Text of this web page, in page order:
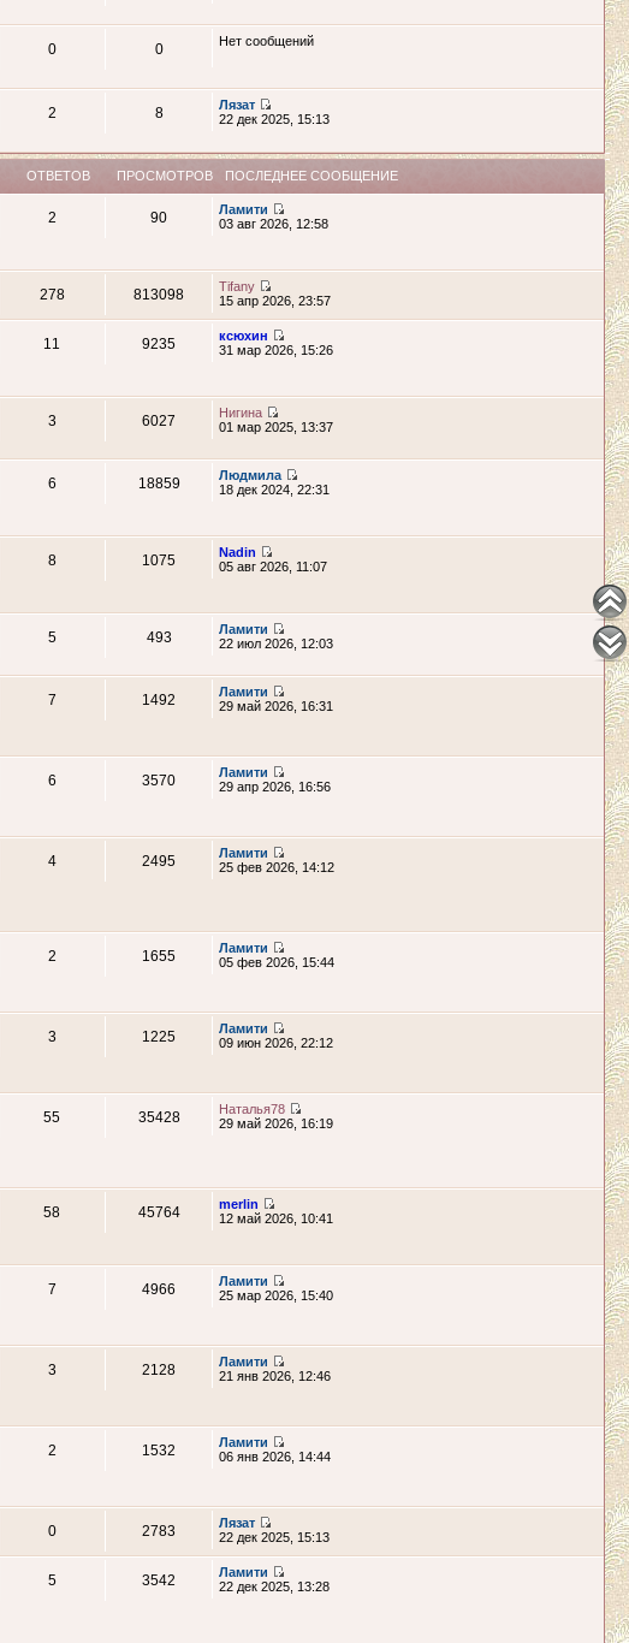
0 0 Нет сообщений
2 8
Лязат
22 дек 2025, 15:13
ОТВЕТОВ ПРОСМОТРОВ ПОСЛЕДНЕЕ СООБЩЕНИЕ
2 90
Ламити
03 авг 2026, 12:58
278 813098
Tifany
15 апр 2026, 23:57
11 9235
ксюхин
31 мар 2026, 15:26
3 6027
Нигина
01 мар 2025, 13:37
6 18859
Людмила
18 дек 2024, 22:31
8 1075
Nadin
05 авг 2026, 11:07
5 493
Ламити
22 июл 2026, 12:03
7 1492
Ламити
29 май 2026, 16:31
6 3570
Ламити
29 апр 2026, 16:56
4 2495
Ламити
25 фев 2026, 14:12
2 1655
Ламити
05 фев 2026, 15:44
3 1225
Ламити
09 июн 2026, 22:12
55 35428
Наталья78
29 май 2026, 16:19
58 45764
merlin
12 май 2026, 10:41
7 4966
Ламити
25 мар 2026, 15:40
3 2128
Ламити
21 янв 2026, 12:46
2 1532
Ламити
06 янв 2026, 14:44
0 2783
Лязат
22 дек 2025, 15:13
5 3542
Ламити
22 дек 2025, 13:28